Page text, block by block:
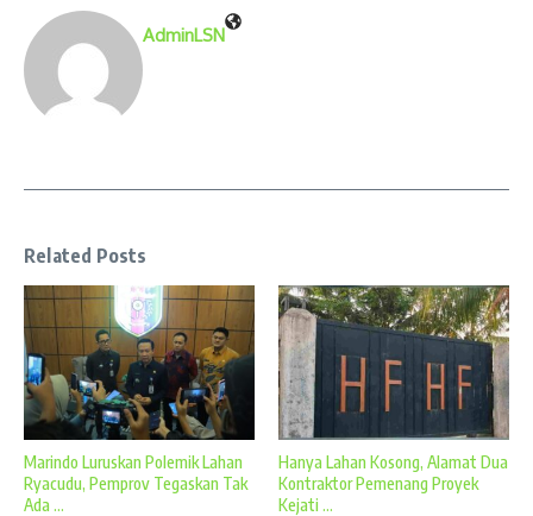
AdminLSN
Related Posts
Marindo Luruskan Polemik Lahan
Ryacudu, Pemprov Tegaskan Tak
Ada ...
Hanya Lahan Kosong, Alamat Dua
Kontraktor Pemenang Proyek
Kejati ...